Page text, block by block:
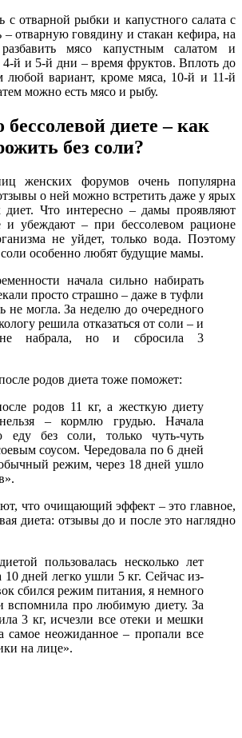
с отварной рыбки и капустного салата с
отварную говядину и стакан кефира, на
мясо капустным салатом и
й и 5-й дни – время фруктов. Вплоть до
любой вариант, кроме мяса, 10-й и 11-й
можно есть мясо и рыбу.
диете – как
без соли?
женских форумов очень популярна
о ней можно встретить даже у ярых
диет. Что интересно – дамы проявляют
и убеждают – при бессолевом рационе
не уйдет, только вода. Поэтому
особенно любят будущие мамы.
начала сильно набирать
просто страшно – даже в туфли
не могла. За неделю до очередного
решила отказаться от соли – и
набрала, но и сбросила 3
родов диета тоже поможет:
родов 11 кг, а жесткую диету
– кормлю грудью. Начала
еду без соли, только чуть-чуть
соусом. Чередовала по 6 дней
режим, через 18 дней ушло
что очищающий эффект – это главное,
диета: отзывы до и после это наглядно
пользовалась несколько лет
10 дней легко ушли 5 кг. Сейчас из-
сбился режим питания, я немного
вспомнила про любимую диету. За
3 кг, исчезли все отеки и мешки
самое неожиданное – пропали все
на лице».